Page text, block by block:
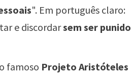
". Em português claro:
e discordarsem ser punido
famoso Projeto Aristóteles